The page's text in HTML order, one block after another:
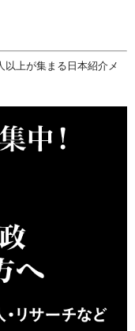
以上が集まる日本紹介メ